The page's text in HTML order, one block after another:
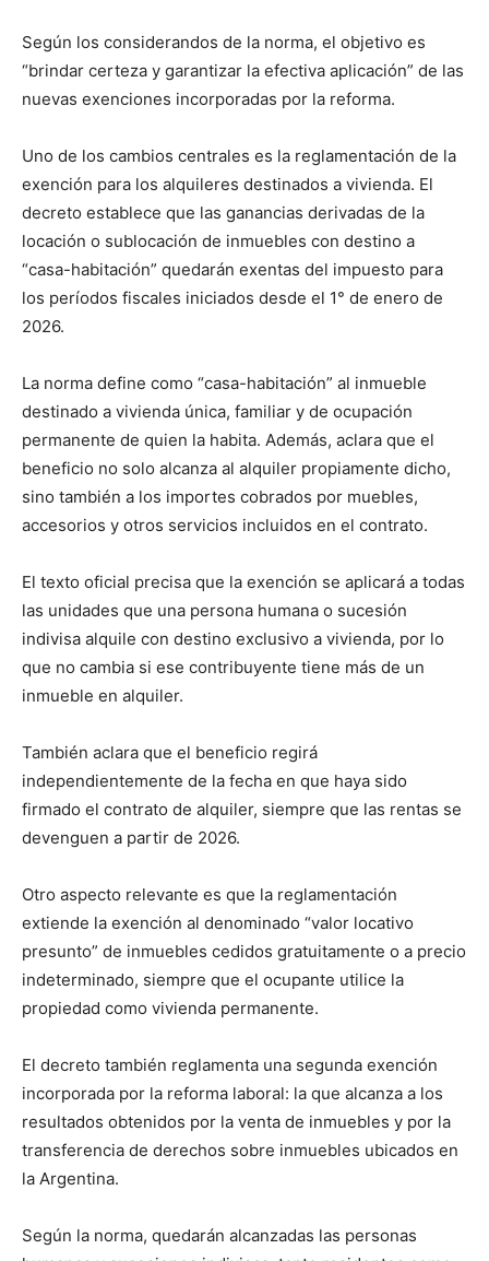
Según los considerandos de la norma, el objetivo es
“brindar certeza y garantizar la efectiva aplicación” de las
nuevas exenciones incorporadas por la reforma.
Uno de los cambios centrales es la reglamentación de la
exención para los alquileres destinados a vivienda. El
decreto establece que las ganancias derivadas de la
locación o sublocación de inmuebles con destino a
“casa-habitación” quedarán exentas del impuesto para
los períodos fiscales iniciados desde el 1° de enero de
2026.
La norma define como “casa-habitación” al inmueble
destinado a vivienda única, familiar y de ocupación
permanente de quien la habita. Además, aclara que el
beneficio no solo alcanza al alquiler propiamente dicho,
sino también a los importes cobrados por muebles,
accesorios y otros servicios incluidos en el contrato.
El texto oficial precisa que la exención se aplicará a todas
las unidades que una persona humana o sucesión
indivisa alquile con destino exclusivo a vivienda, por lo
que no cambia si ese contribuyente tiene más de un
inmueble en alquiler.
También aclara que el beneficio regirá
independientemente de la fecha en que haya sido
firmado el contrato de alquiler, siempre que las rentas se
devenguen a partir de 2026.
Otro aspecto relevante es que la reglamentación
extiende la exención al denominado “valor locativo
presunto” de inmuebles cedidos gratuitamente o a precio
indeterminado, siempre que el ocupante utilice la
propiedad como vivienda permanente.
El decreto también reglamenta una segunda exención
incorporada por la reforma laboral: la que alcanza a los
resultados obtenidos por la venta de inmuebles y por la
transferencia de derechos sobre inmuebles ubicados en
la Argentina.
Según la norma, quedarán alcanzadas las personas